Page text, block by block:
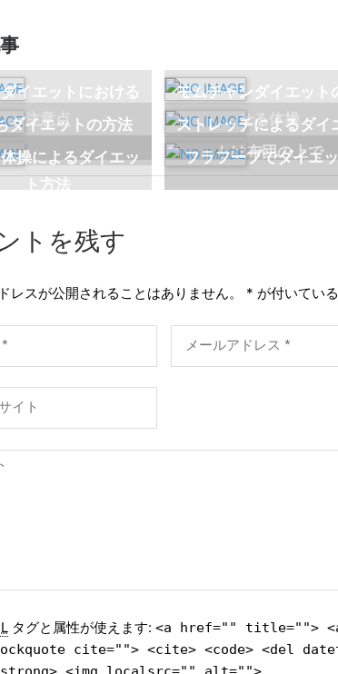
イエットにおける
注意点
モムチャンダイエット
せる体操
ダイエットの方法
ストレッチによるダイ
トは布団の上で
操によるダイエッ
ト方法
フラフープでダイエ
トを残す
レスが公開されることはありません。 * が付いてい
タグと属性が使えます: <a href="" title="">
cite=""> <cite> <code> <del